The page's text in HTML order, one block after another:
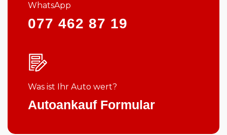
WhatsApp
077 462 87 19
Was ist Ihr Auto wert?
Autoankauf Formular